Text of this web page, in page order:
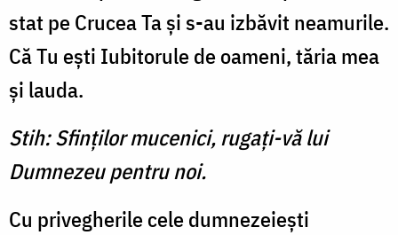
stat pe Crucea Ta şi s-au izbăvit neamurile.
Că Tu eşti Iubitorule de oameni, tăria mea
şi lauda.
Stih: Sfinţilor mucenici, rugaţi-vă lui
Dumnezeu pentru noi.
Cu privegherile cele dumnezeieşti